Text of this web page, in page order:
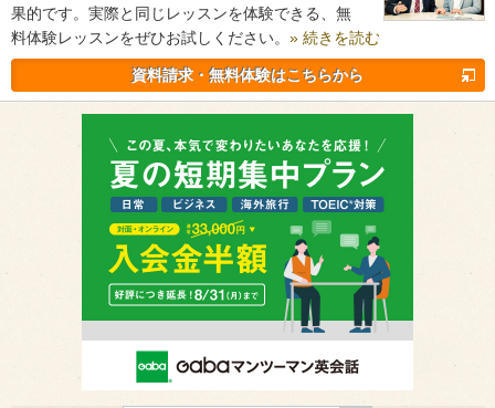
果的です。実際と同じレッスンを体験できる、無
料体験レッスンをぜひお試しください。 » 続きを読む
資料請求・無料体験はこちらから